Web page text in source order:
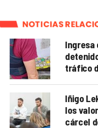
NOTICIAS
Ingresa
tráfico
Iñigo
los
cárcel